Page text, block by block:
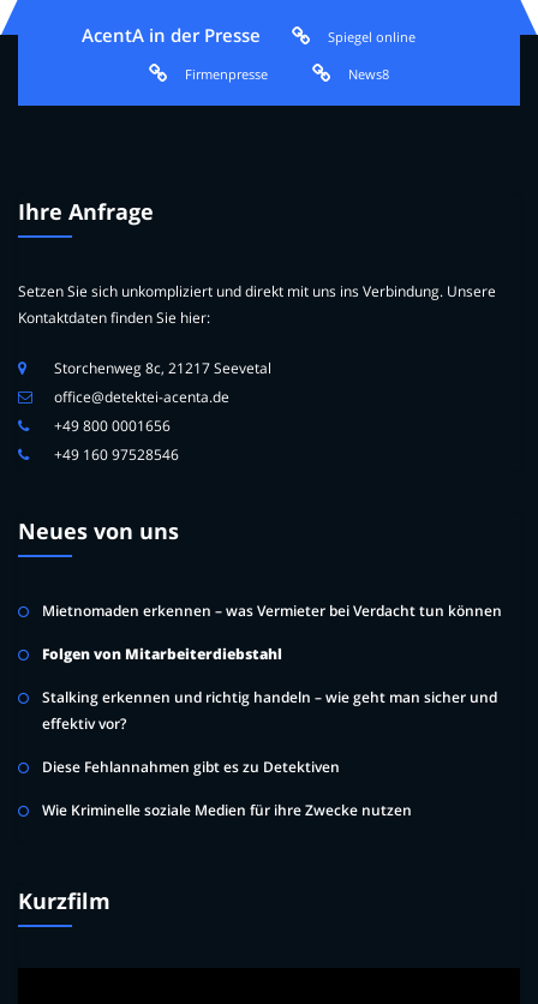
AcentA in der Presse Spiegel online
Firmenpresse News8
Ihre Anfrage
Setzen Sie sich unkompliziert und direkt mit uns ins Verbindung. Unsere
Kontaktdaten finden Sie hier:
Storchenweg 8c, 21217 Seevetal
office@detektei-acenta.de
+49 800 0001656
+49 160 97528546
Neues von uns
Mietnomaden erkennen – was Vermieter bei Verdacht tun können
Folgen von Mitarbeiterdiebstahl
Stalking erkennen und richtig handeln – wie geht man sicher und
effektiv vor?
Diese Fehlannahmen gibt es zu Detektiven
Wie Kriminelle soziale Medien für ihre Zwecke nutzen
Kurzfilm